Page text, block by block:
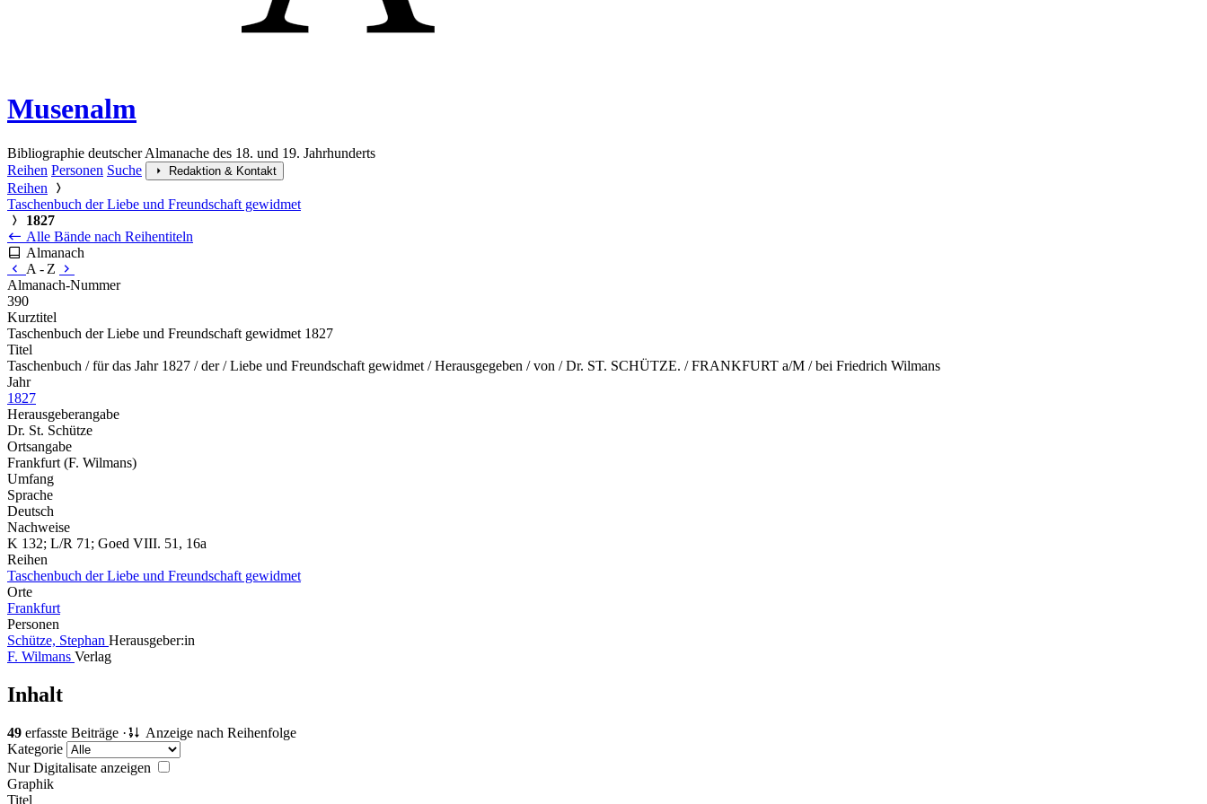
Musenalm
Bibliographie deutscher Almanache des 18. und 19. Jahrhunderts
Reihen Personen Suche Redaktion & Kontakt
Reihen
Taschenbuch der Liebe und Freundschaft gewidmet
1827
Alle Bände nach Reihentiteln
Almanach
A - Z
Almanach-Nummer
390
Kurztitel
Taschenbuch der Liebe und Freundschaft gewidmet 1827
Titel
Taschenbuch / für das Jahr 1827 / der / Liebe und Freundschaft gewidmet / Herausgegeben / von / Dr. ST. SCHÜTZE. / FRANKFURT a/M / bei Friedrich Wilmans
Jahr
1827
Herausgeberangabe
Dr. St. Schütze
Ortsangabe
Frankfurt (F. Wilmans)
Umfang
Sprache
Deutsch
Nachweise
K 132; L/R 71; Goed VIII. 51, 16a
Reihen
Taschenbuch der Liebe und Freundschaft gewidmet
Orte
Frankfurt
Personen
Schütze, Stephan Herausgeber:in
F. Wilmans Verlag
Inhalt
49 erfasste Beiträge ·
Anzeige nach Reihenfolge
Kategorie
Nur Digitalisate anzeigen
Graphik
Titel